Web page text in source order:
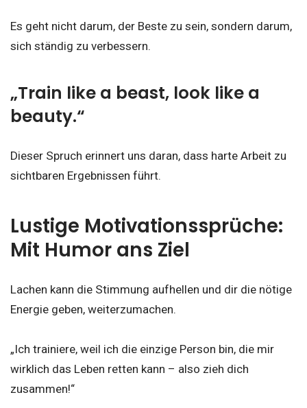
Es geht nicht darum, der Beste zu sein, sondern darum,
sich ständig zu verbessern.
„Train like a beast, look like a
beauty.“
Dieser Spruch erinnert uns daran, dass harte Arbeit zu
sichtbaren Ergebnissen führt.
Lustige Motivationssprüche:
Mit Humor ans Ziel
Lachen kann die Stimmung aufhellen und dir die nötige
Energie geben, weiterzumachen.
„Ich trainiere, weil ich die einzige Person bin, die mir
wirklich das Leben retten kann – also zieh dich
zusammen!“